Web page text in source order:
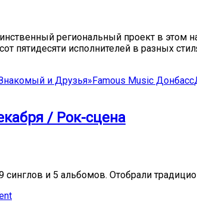
региональный проект в этом
пятидесяти исполнителей в разных
и Друзья»Famous Music Донбасс
/ Рок-сцена
и 5 альбомов. Отобрали